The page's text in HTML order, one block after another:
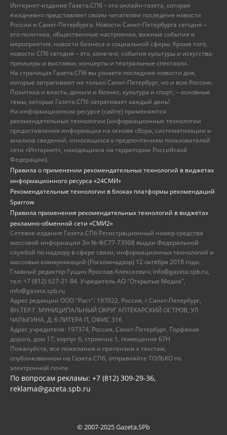
Интернет-издание Газета.СПб – это онлайн-газета, которая
ежедневно представляет своим читателям последние новости
России и Санкт-Петербурга. Новости Санкт-Петербурга сегодня –
это политика, общественные настроения, важные события и
мероприятия, новости бизнеса и социальной сферы. Кроме того,
новости СПб сегодня – это, конечно, события культуры и искусства:
премьеры и выставки, концерты и театральные спектакли.
На страницах Газета.СПб вы узнаете последние новости дня,
которые затрагивают не только Санкт-Петербург, но и всю Россию.
Политика и власть, деньги и бизнес, культура и спорт, – основные
темы, которые Газета.СПб затрагивает каждый день!
На информационном ресурсе (сайте) применяются
рекомендательные технологии (информационные технологии
предоставления информации на основе сбора, систематизации и
анализа сведений, относящихся к предпочтениям пользователей
сети «Интернет», находящихся на территории Российской
Федерации).
Правила о применении рекомендательных технологий в виджетах
информационного ресурса «24СМИ»
Рекомендательные технологии в блоках платформы рекомендаций
Sparrow
Правила применения рекомендательных технологий в виджетах
рекламно-обменной сети «СМИ2»
Сетевое издание Газета.СПб Регистрационный номер средства
массовой информации Эл № ФС77-73908 выдан Федеральной
службой по надзору в сфере связи, информационных технологий и
массовых коммуникаций (Роскомнадзор) 12 октября 2018 года.
Главный редактор Гущин Ярослав Алексеевич, info@gazeta.spb.ru,
тел: +7 (812) 627-21-84. Учредитель АО "Открытые Медиа",
info@gazeta.spb.ru
Адрес редакции ООО "Рост": 197022, Россия, г.Санкт-Петербург,
ВН.ТЕР.Г. МУНИЦИПАЛЬНЫЙ ОКРУГ АПТЕКАРСКИЙ ОСТРОВ, УЛ
ЧАПЫГИНА, Д. 6 ЛИТЕРА П, ОФИС 316
Адрес учредителя: 197374, Россия, Санкт-Петербург, Торфяная
дорога, дом 17, корпус 6, строение 1, помещение 67Н
Пожалуйста, все пожелания и претензии к текстам,
опубликованном на Газета.СПб, отправляйте ТОЛЬКО по
электронной почте.
По вопросам рекламы: +7 (812) 309-29-36,
reklama@gazeta.spb.ru
© 2007-2025 Gazeta.SPb